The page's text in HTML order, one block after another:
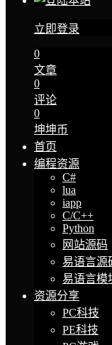
立即登录
0
文章
0
评论
0
坤坤币
首页
编程资源
C#
lua
iapp
C/C++
Python
网站源码
易语言源
易语言模
资源分享
PC科技
PE科技